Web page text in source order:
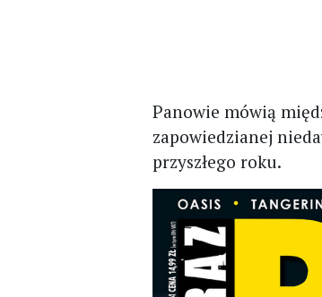
Panowie mówią
zapowiedzianej
przyszłego roku.